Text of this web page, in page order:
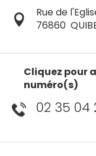
Rue de
76860
Cliquez pour
numéro(s)
02 35 04